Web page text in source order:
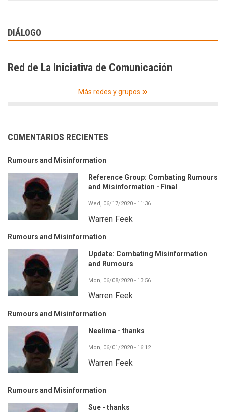
DIÁLOGO
Red de La Iniciativa de Comunicación
Más redes y grupos
COMENTARIOS RECIENTES
Rumours and Misinformation
Reference Group: Combating Rumours
and Misinformation - Final
Wed, 06/17/2020 - 11:36
Warren Feek
Rumours and Misinformation
Update: Combating Misinformation
and Rumours
Mon, 06/08/2020 - 13:56
Warren Feek
Rumours and Misinformation
Neelima - thanks
Mon, 06/01/2020 - 16:12
Warren Feek
Rumours and Misinformation
Sue - thanks